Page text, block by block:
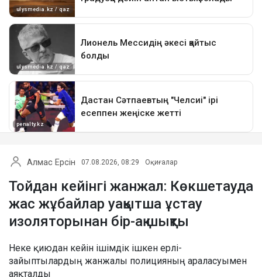
Алмас Ерсін 07.08.2026, 08:29 Оқиғалар
Тойдан кейінгі жанжал: Көкшетауда
жас жұбайлар уақытша ұстау
изоляторынан бір-ақ шықты
Неке қиюдан кейін ішімдік ішкен ерлі-
зайыптылардың жанжалы полицияның араласуымен
аяқталды